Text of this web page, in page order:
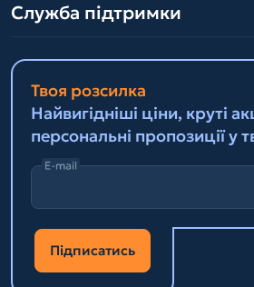
Служба підтримки
Твоя розсилка
Найвигідніші ціни, круті
персональні пропозиції у
E-mail
Підписатись